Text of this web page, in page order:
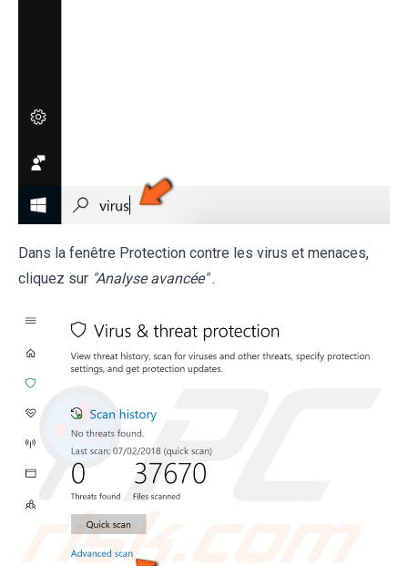
Dans la fenêtre Protection contre les virus et menaces,
cliquez sur "Analyse avancée" .